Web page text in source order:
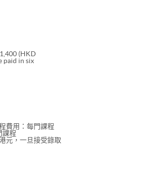
(HKD
paid in six
費用：每門課程
課程
元，一旦接受錄取